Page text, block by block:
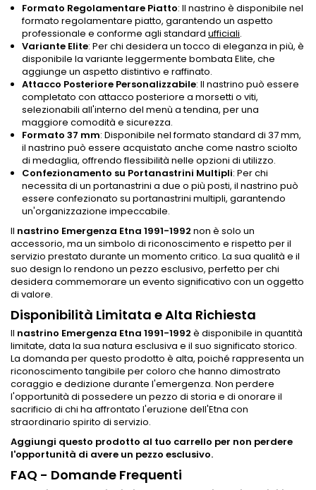
Formato Regolamentare Piatto: Il nastrino è disponibile nel
formato regolamentare piatto, garantendo un aspetto
professionale e conforme agli standard ufficiali.
Variante Elite: Per chi desidera un tocco di eleganza in più, è
disponibile la variante leggermente bombata Elite, che
aggiunge un aspetto distintivo e raffinato.
Attacco Posteriore Personalizzabile: Il nastrino può essere
completato con attacco posteriore a morsetti o viti,
selezionabili all'interno del menù a tendina, per una
maggiore comodità e sicurezza.
Formato 37 mm: Disponibile nel formato standard di 37 mm,
il nastrino può essere acquistato anche come nastro sciolto
di medaglia, offrendo flessibilità nelle opzioni di utilizzo.
Confezionamento su Portanastrini Multipli: Per chi
necessita di un portanastrini a due o più posti, il nastrino può
essere confezionato su portanastrini multipli, garantendo
un'organizzazione impeccabile.
Il nastrino Emergenza Etna 1991-1992 non è solo un
accessorio, ma un simbolo di riconoscimento e rispetto per il
servizio prestato durante un momento critico. La sua qualità e il
suo design lo rendono un pezzo esclusivo, perfetto per chi
desidera commemorare un evento significativo con un oggetto
di valore.
Disponibilità Limitata e Alta Richiesta
Il nastrino Emergenza Etna 1991-1992 è disponibile in quantità
limitate, data la sua natura esclusiva e il suo significato storico.
La domanda per questo prodotto è alta, poiché rappresenta un
riconoscimento tangibile per coloro che hanno dimostrato
coraggio e dedizione durante l'emergenza. Non perdere
l'opportunità di possedere un pezzo di storia e di onorare il
sacrificio di chi ha affrontato l'eruzione dell'Etna con
straordinario spirito di servizio.
Aggiungi questo prodotto al tuo carrello per non perdere
l'opportunità di avere un pezzo esclusivo.
FAQ - Domande Frequenti